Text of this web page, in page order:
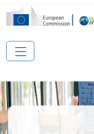
Παράκαμψη προς το